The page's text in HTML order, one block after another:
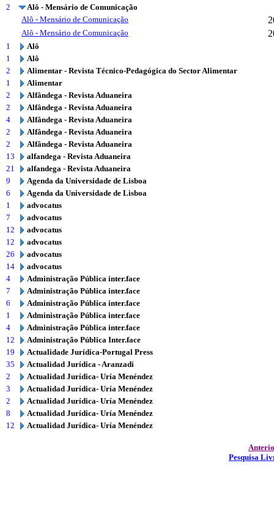
2
Alô - Mensário de Comunicação
Alô - Mensário de Comunicação
Alô - Mensário de Comunicação
1
Alô
1
Alô
2
Alimentar - Revista Técnico-Pedagógica do Sector Alimentar
1
Alimentar
2
Alfândega - Revista Aduaneira
2
Alfândega - Revista Aduaneira
4
Alfândega - Revista Aduaneira
2
Alfândega - Revista Aduaneira
2
Alfândega - Revista Aduaneira
13
alfandega - Revista Aduaneira
21
alfandega - Revista Aduaneira
9
Agenda da Universidade de Lisboa
6
Agenda da Universidade de Lisboa
1
advocatus
7
advocatus
12
advocatus
12
advocatus
26
advocatus
14
advocatus
4
Administração Pública inter.face
7
Administração Pública inter.face
6
Administração Pública inter.face
1
Administração Pública inter.face
4
Administração Pública inter.face
12
Administração Pública Inter.face
19
Actualidade Jurídica-Portugal Press
35
Actualidad Jurídica - Aranzadi
2
Actualidad Jurídica- Uría Menéndez
3
Actualidad Jurídica- Uría Menéndez
2
Actualidad Jurídica- Uría Menéndez
8
Actualidad Jurídica- Uría Menéndez
12
Actualidad Jurídica- Uría Menéndez
Pesquisa